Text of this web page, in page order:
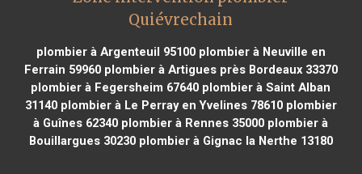
Quiévrechain
plombier à Argenteuil 95100plombier à Neuville en
Ferrain 59960plombier à Artigues près Bordeaux 33370
plombier à Fegersheim 67640 plombier à Saint Alban
31140plombier à Le Perray en Yvelines 78610plombier
à Guînes 62340 plombier à Rennes 35000 plombier à
Bouillargues 30230plombier à Gignac la Nerthe 13180